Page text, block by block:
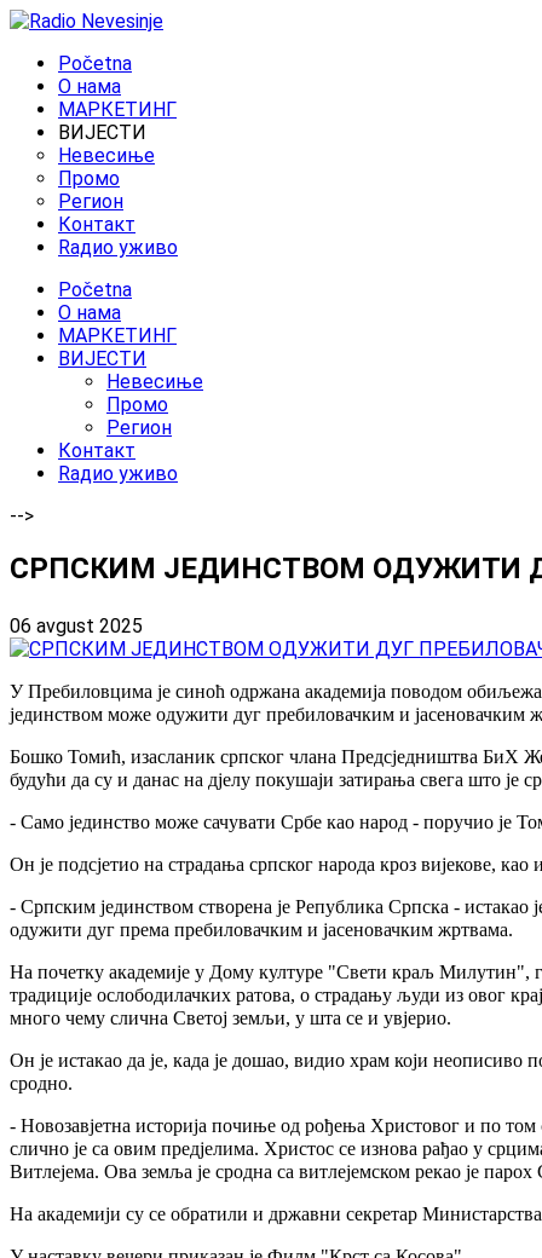
Početna
O нама
МАРКЕТИНГ
ВИЈЕСТИ
Невесиње
Промо
Регион
Контакт
Rадио уживо
Početna
O нама
МАРКЕТИНГ
ВИЈЕСТИ
Невесиње
Промо
Регион
Контакт
Rадио уживо
-->
СРПСКИМ ЈЕДИНСТВОМ ОДУЖИТИ
06 avgust 2025
У Пребиловцима је синоћ одржана академија поводом
јединством може одужити дуг пребиловачким и јасеновачким
Бошко Томић, изасланик српског члана Предсједништва БиХ
будући да су и данас на дјелу покушаји затирања свега што је
- Само јединство може сачувати Србе као народ - поручио је
Он је подсјетио на страдања српског народа кроз вијекове,
- Српским јединством створена је Република Српска -
одужити дуг према пребиловачким и јасеновачким жртвама.
На почетку академије у Дому културе "Свети краљ Милутин",
традиције ослободилачких ратова, о страдању људи из овог
много чему слична Светој земљи, у шта се и увјерио.
Он је истакао да је, када је дошао, видио храм који
сродно.
- Новозавјетна историја почиње од рођења Христовог и по
слично је са овим предјелима. Христос се изнова рађао у
Витлејема. Ова земља је сродна са витлејемском рекао је
На академији су се обратили и државни секретар